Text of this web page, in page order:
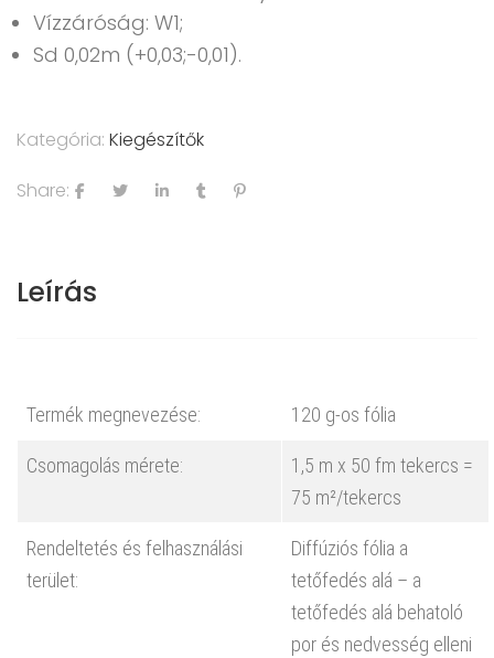
Vízzáróság: W1;
Sd 0,02m (+0,03;-0,01).
Kategória: Kiegészítők
Share:
Leírás
Termék megnevezése: 120 g-os fólia
Csomagolás mérete:
1,5 m x 50 fm tekercs =
75 m²/tekercs
Rendeltetés és felhasználási
terület:
Diffúziós fólia a
tetőfedés alá – a
tetőfedés alá behatoló
por és nedvesség elleni